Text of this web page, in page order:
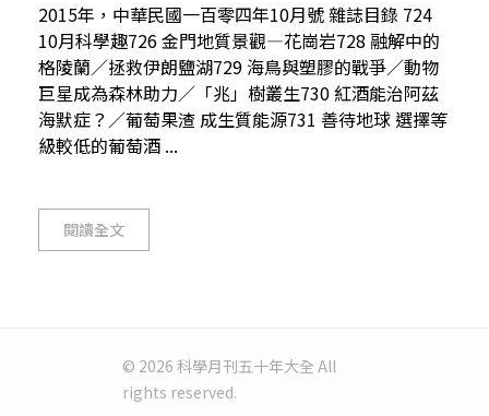
2015年，中華民國一百零四年10月號 雜誌目錄 724
10月科學趣726 金門地質景觀—花崗岩728 融解中的
格陵蘭／拯救伊朗鹽湖729 海鳥與塑膠的戰爭／動物
巨星成為森林助力／「兆」樹叢生730 紅酒能治阿茲
海默症？／葡萄果渣 成生質能源731 善待地球 選擇等
級較低的葡萄酒 ...
閱讀全文
© 2026 科學月刊五十年大全 All
rights reserved.